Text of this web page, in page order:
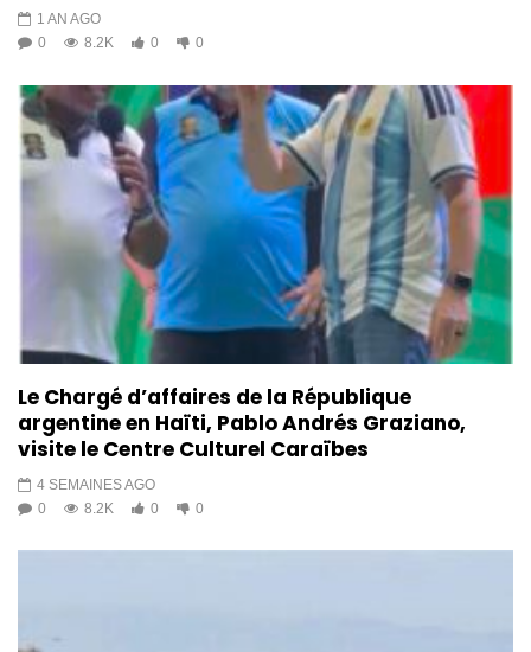
1 AN AGO
0
8.2K 0 0
Le Chargé d’affaires de la République
argentine en Haïti, Pablo Andrés Graziano,
visite le Centre Culturel Caraïbes
4 SEMAINES AGO
0
8.2K 0 0